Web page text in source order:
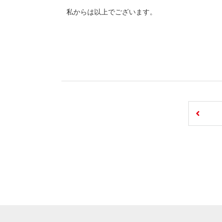
私からは以上でございます。